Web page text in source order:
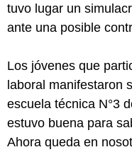
tuvo lugar un
ante una posible
Los jóvenes que
laboral manifestaron
escuela técnica N°3
estuvo buena para
Ahora queda en